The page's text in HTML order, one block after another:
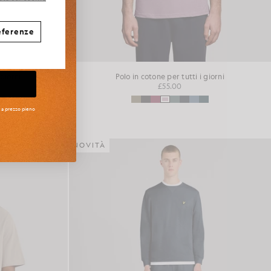
Polo in cotone per tutti i giorni
£55.00
NOVITÀ
prezzo pieno